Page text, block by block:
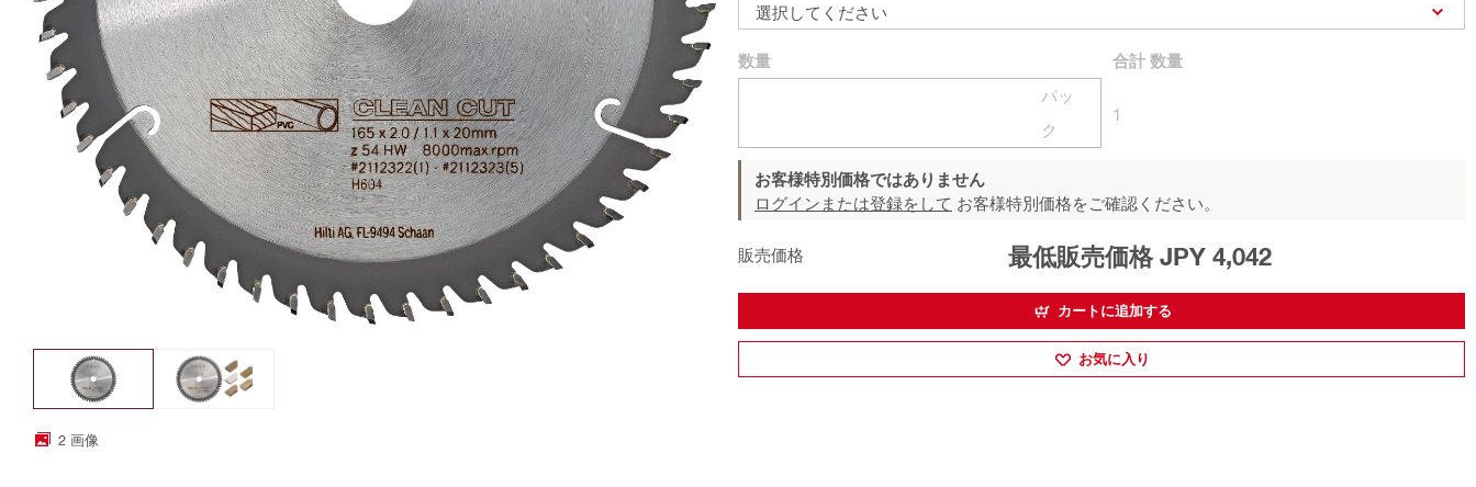
2 画像
選択してください
数量
パッ
ク
合計 数量
1
お客様特別価格ではありません
ログインまたは登録をして お客様特別価格をご確認ください。
販売価格 最低販売価格 JPY 4,042
カートに追加する
お気に入り